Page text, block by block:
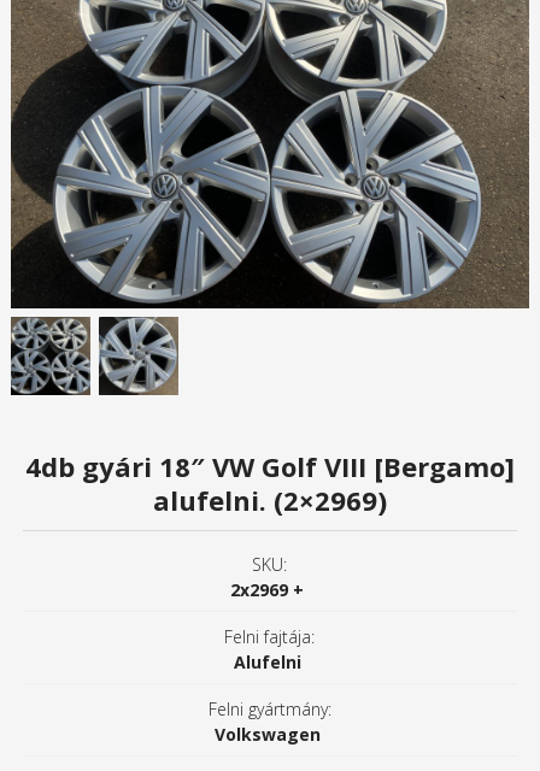
4db gyári 18″ VW Golf VIII [Bergamo]
alufelni. (2×2969)
SKU:
2x2969 +
Felni fajtája:
Alufelni
Felni gyártmány:
Volkswagen